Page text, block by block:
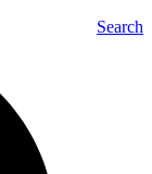
Search